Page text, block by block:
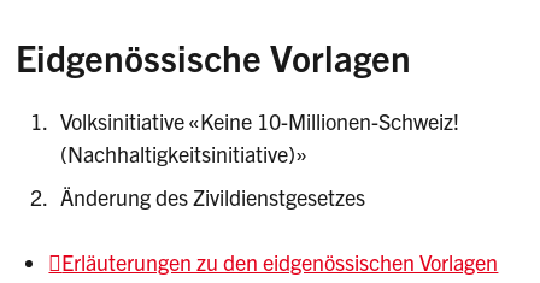
Eidgenössische Vorlagen
Volksinitiative «Keine 10-Millionen-Schweiz!
(Nachhaltigkeitsinitiative)»
Änderung des Zivildienstgesetzes
Erläuterungen zu den eidgenössischen Vorlagen